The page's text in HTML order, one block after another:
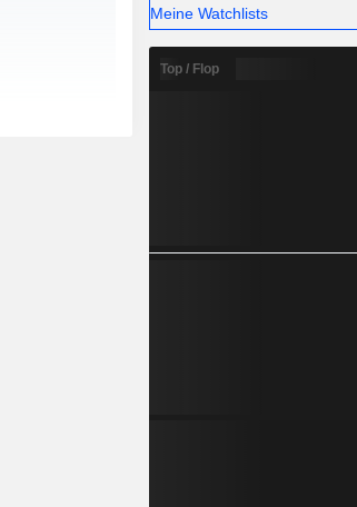
Meine Watchlists
Top / Flop